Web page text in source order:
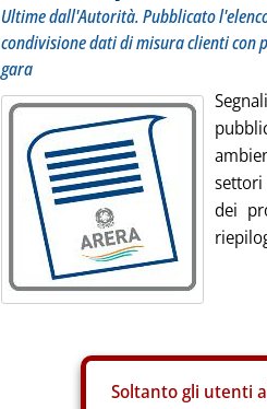
Ultime dall'Autorità. Pubblicato
condivisione dati di misura clienti con
gara
settori
dei
Soltanto gli utenti